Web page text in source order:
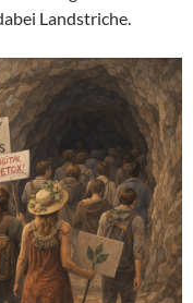
Landstriche.